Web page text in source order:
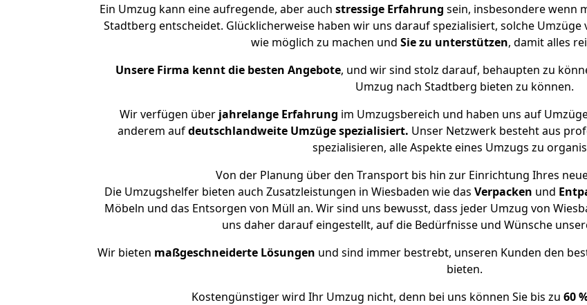
Ein Umzug kann eine aufregende, aber auch stressige Erfahrung sein, insbesondere wenn
Stadtberg entscheidet. Glücklicherweise haben wir uns darauf spezialisiert, solche
wie möglich zu machen und Sie zu unterstützen, damit alles
Unsere Firma kennt die besten Angebote, und wir sind stolz darauf, behaupten zu
Umzug nach Stadtberg bieten zu können.
Wir verfügen überjahrelange Erfahrung im Umzugsbereich und haben uns auf
anderem aufdeutschlandweite Umzüge spezialisiert. Unser Netzwerk besteht aus
spezialisieren, alle Aspekte eines Umzugs zu
Von der Planung über den Transport bis hin zur Einrichtung Ihres
Die Umzugshelfer bieten auch Zusatzleistungen in Wiesbaden wie das Verpacken und
Möbeln und das Entsorgen von Müll an. Wir sind uns bewusst, dass jeder Umzug von
uns daher darauf eingestellt, auf die Bedürfnisse und Wünsche
Wir bieten maßgeschneiderte Lösungen und sind immer bestrebt, unseren Kunden den
bieten.
Kostengünstiger wird Ihr Umzug nicht, denn bei uns können Sie bis zu 60